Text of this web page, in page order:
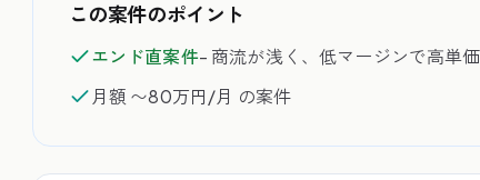
この案件のポイント
エンド直案件- 商流が浅く、低マージンで高単
月額 〜80万円/月 の案件